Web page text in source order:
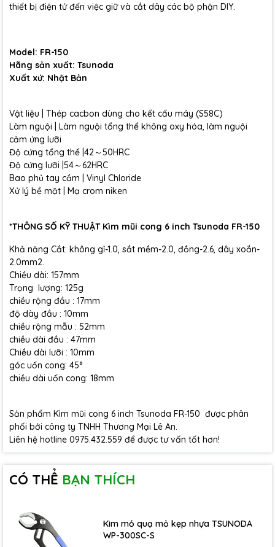
thiết bị điện tử đến việc giữ và cắt dây các bộ phận DIY.
Model: FR-150
Hãng sản xuất: Tsunoda
Xuất xứ: Nhật Bản
Vật liệu | Thép cacbon dùng cho kết cấu máy (S58C)
Làm nguội | Làm nguội tổng thể không oxy hóa, làm nguội
cảm ứng lưỡi
Độ cứng tổng thể |42～50HRC
Độ cứng lưỡi |54～62HRC
Bao phủ tay cầm | Vinyl Chloride
Xử lý bề mặt | Mạ crom niken
*THÔNG SỐ KỸ THUẬT Kìm mũi cong 6 inch Tsunoda FR-150
Khả năng Cắt: không gỉ-1.0, sắt mềm-2.0, đồng-2.6, dây xoắn-
2.0mm2.
Chiều dài: 157mm
Trọng lượng: 125g
chiều rộng đầu : 17mm
độ dày đầu : 10mm
chiều rộng mẫu : 52mm
chiều dài đầu : 47mm
Chiều dài lưỡi : 10mm
góc uốn cong: 45°
chiều dài uốn cong: 18mm
Sản phẩm Kìm mũi cong 6 inch Tsunoda FR-150 được phân
phối bởi công ty TNHH Thương Mại Lê An.
Liên hệ hotline 0975.432.559 để được tư vấn tốt hơn!
CÓ THỂ BẠN THÍCH
Kìm mỏ quạ mỏ kẹp nhựa TSUNODA
WP-300SC-S